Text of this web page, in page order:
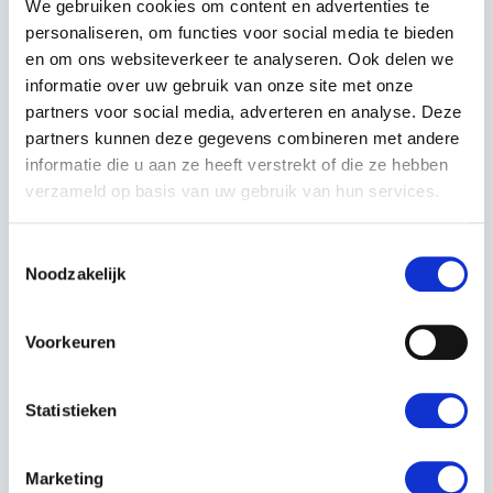
We gebruiken cookies om content en advertenties te
personaliseren, om functies voor social media te bieden
en om ons websiteverkeer te analyseren. Ook delen we
informatie over uw gebruik van onze site met onze
partners voor social media, adverteren en analyse. Deze
partners kunnen deze gegevens combineren met andere
informatie die u aan ze heeft verstrekt of die ze hebben
verzameld op basis van uw gebruik van hun services.
Noodzakelijk
Voorkeuren
Statistieken
Marketing
Interactieve functies: Realistische geluiden en
lichteffecten die het spelen nóg leuker maken.
Duurzaam en robuust: Een stevig stuk speelgoed dat
tegen een stootje kan, voor jarenlang speelplezier.
BESTEL VANDAAG NOG BIJ
KERSTENS VOETEN
Kerstens Voeten
bent u verzekerd van kwaliteit en
heggenschaar is een fantastisch cadeau voor kinderen
vanaf 3 jaar en ouder. Perfect voor verjaardagen,
tuinliefhebber in huis. Bestel nu en geef uw kind een
WACHT NIET LANGER –